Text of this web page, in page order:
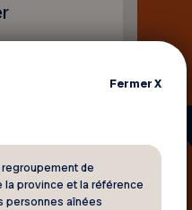
FermerX
regroupement de
province et la référence
personnes aînées